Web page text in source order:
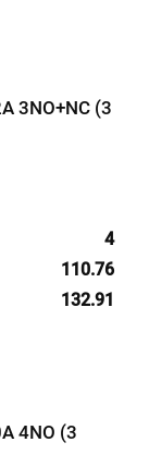
3NО+NC (3
4
110.76
132.91
4NО (3